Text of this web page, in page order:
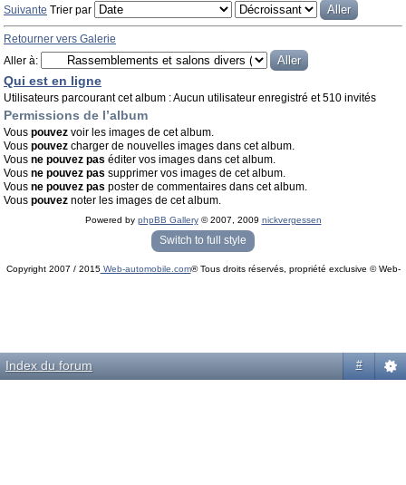
Suivante Trier par
Retourner vers Galerie
Aller à:
Qui est en ligne
Utilisateurs parcourant cet album : Aucun utilisateur enregistré et 510 invités
Permissions de l’album
Vous pouvez voir les images de cet album.
Vous pouvez charger de nouvelles images dans cet album.
Vous ne pouvez pas éditer vos images dans cet album.
Vous ne pouvez pas supprimer vos images de cet album.
Vous ne pouvez pas poster de commentaires dans cet album.
Vous pouvez noter les images de cet album.
Powered by phpBB Gallery© 2007, 2009 nickvergessen
« phpBB Gallery » - Traduction française par
darky
Switch to full style
Copyright 2007 / 2015Web-automobile.com® Tous droits réservés, propriété exclusive © Web-
Index du forum #